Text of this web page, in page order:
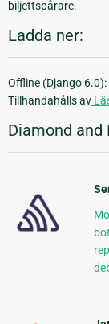
biljettspårare.
Ladda ner:
Offline (Django 6.0):
Tillhandahålls av
Diamond